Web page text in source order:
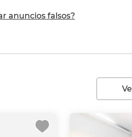
anuncios falsos?